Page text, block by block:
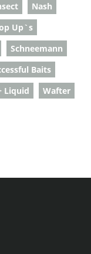
Nash
Up`s
Schneemann
Baits
Liquid
Wafter